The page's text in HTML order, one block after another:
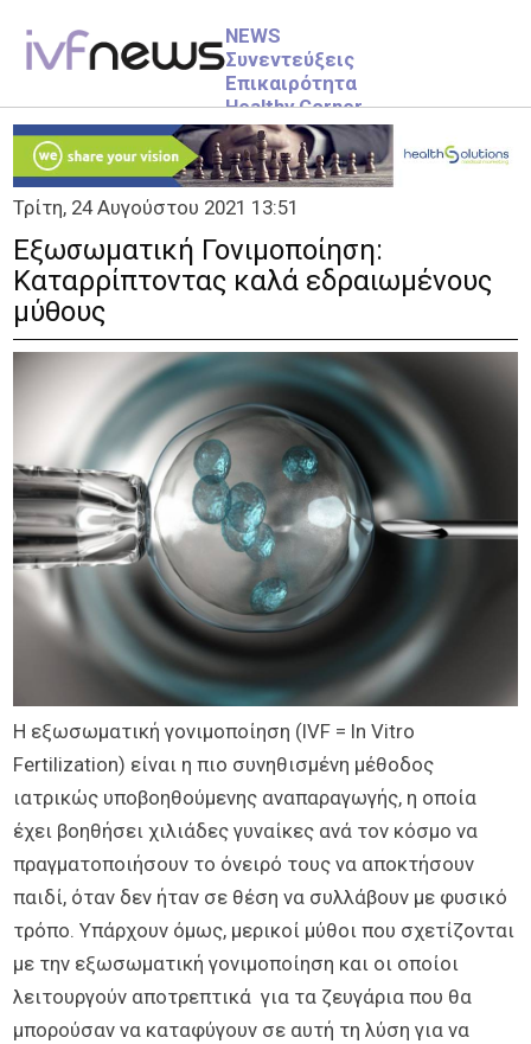
NEWS
Συνεντεύξεις
Επικαιρότητα
Healthy Corner
Videos
ΥΠΟΓΟΝΙΜΟΤΗΤΑ
Info
Γυναικεία
Ανδρική
Ανεξήγητη Υπογονιμότητα
Info
Στάδια
More
Αρχική
ΕΓΚΥΜΟΣΥΝΗ
1ο Τρίμηνο
2ο Τρίμηνο
3ο Τρίμηνο
Χρήσιμα
ΑΛΗΘΙΝΕΣ ΙΣΤΟΡΙΕΣ
EXPERTS
IVF Experts
Doctors
Κέντρα
Τρίτη, 24 Αυγούστου 2021 13:51
Εξωσωματική Γονιμοποίηση:
Καταρρίπτοντας καλά εδραιωμένους
μύθους
Η εξωσωματική γονιμοποίηση (IVF = In Vitro
Fertilization) είναι η πιο συνηθισμένη μέθοδος
ιατρικώς υποβοηθούμενης αναπαραγωγής, η οποία
έχει βοηθήσει χιλιάδες γυναίκες ανά τον κόσμο να
πραγματοποιήσουν το όνειρό τους να αποκτήσουν
παιδί, όταν δεν ήταν σε θέση να συλλάβουν με φυσικό
τρόπο. Υπάρχουν όμως, μερικοί μύθοι που σχετίζονται
με την εξωσωματική γονιμοποίηση και οι οποίοι
λειτουργούν αποτρεπτικά για τα ζευγάρια που θα
μπορούσαν να καταφύγουν σε αυτή τη λύση για να